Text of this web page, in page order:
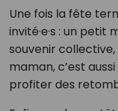
Une fois la fête
invité·e·s : un petit
souvenir
maman, c’est
profiter des